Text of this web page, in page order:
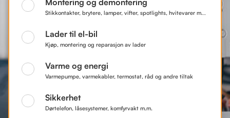
Lader til el-bil
Kjøp, montering og reparasjon av lader
Varme og energi
Varmepumpe, varmekabler, termostat, råd og andre tiltak
Sikkerhet
Dørtelefon, låsesystemer, komfyrvakt m.m.